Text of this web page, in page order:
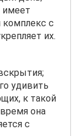
имеет
комплекс с
их.
удивить
к такой
она
с